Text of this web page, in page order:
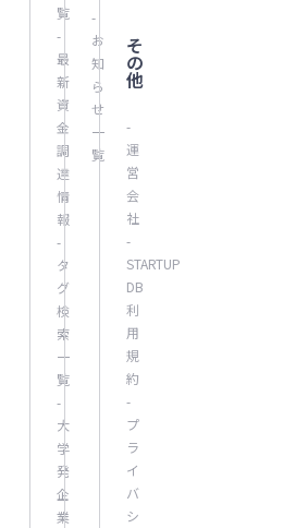
覧
-
最
新
資
金
調
達
情
報
-
タ
グ
検
索
一
覧
-
大
学
発
企
業
-
お
知
ら
せ
一
覧
そ
の
他
-
運
営
会
社
-
STARTUP
DB
利
用
規
約
-
プ
ラ
イ
バ
シ